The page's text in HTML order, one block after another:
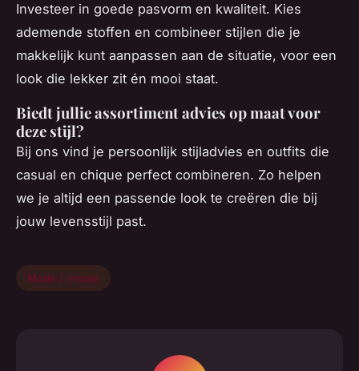
Investeer in goede pasvorm en kwaliteit. Kies
ademende stoffen en combineer stijlen die je
makkelijk kunt aanpassen aan de situatie, voor een
look die lekker zit én mooi staat.
Biedt jullie assortiment advies op maat voor
deze stijl?
Bij ons vind je persoonlijk stijladvies en outfits die
casual en chique perfect combineren. Zo helpen
we je altijd een passende look te creëren die bij
jouw levensstijl past.
Mode / vrouw